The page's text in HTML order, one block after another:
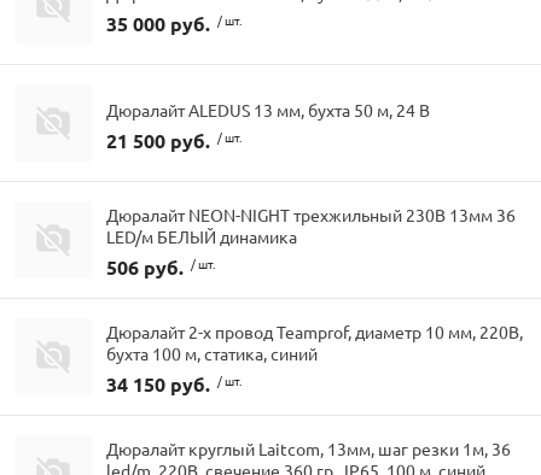
35 000 руб. / шт.
Дюралайт ALEDUS 13 мм, бухта 50 м, 24 В
21 500 руб. / шт.
Дюралайт NEON-NIGHT трехжильный 230В 13мм 36
LED/м БЕЛЫЙ динамика
506 руб. / шт.
Дюралайт 2-х провод Teamprof, диаметр 10 мм, 220В,
бухта 100 м, статика, синий
34 150 руб. / шт.
Дюралайт круглый Laitcom, 13мм, шаг резки 1м, 36
led/m, 220В, свечение 360 гр., IP65, 100 м, синий